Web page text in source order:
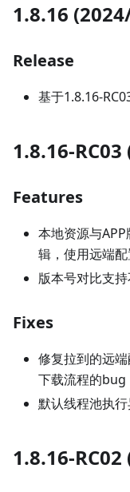
1.8.16
Release
基于1.8.16-
1.8.16-
Features
本地资源与
辑，使用远端配
版本号对比支
Fixes
修复拉到的远
下载流程的bug
默认线程池执
1.8.16-